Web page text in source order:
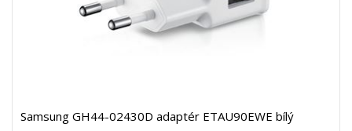
Samsung GH44-02430D adaptér ETAU90EWE bílý